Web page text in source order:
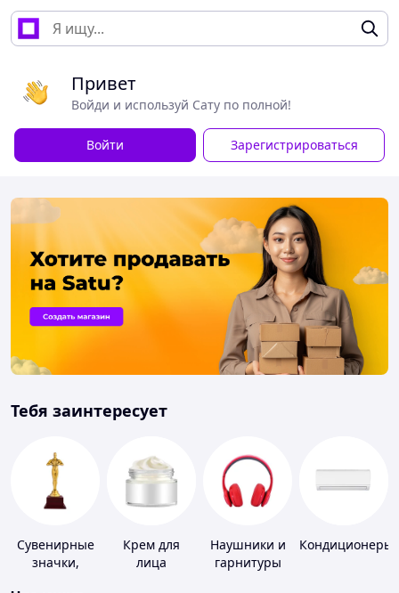
Привет
Войди и используй Сату по полной!
Войти Зарегистрироваться
Тебя заинтересует
Сувенирные
значки,
Крем для
лица
Наушники и
гарнитуры
Кондиционеры